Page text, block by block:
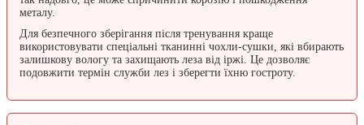
металу.
Для безпечного зберігання після тренування краще
використовувати спеціальні тканинні чохли-сушки, які вбирають
залишкову вологу та захищають леза від іржі. Це дозволяє
подовжити термін служби лез і зберегти їхню гостроту.